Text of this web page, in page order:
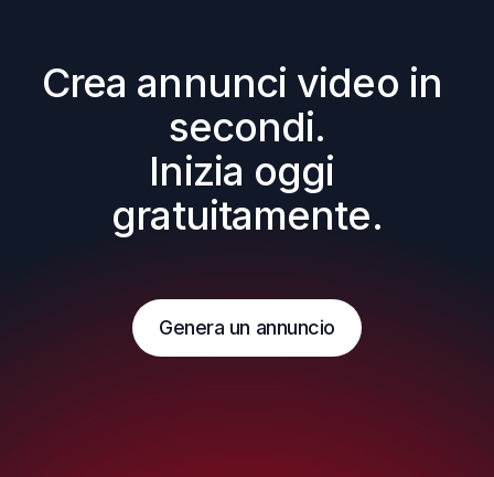
Crea annunci video in
secondi.
Inizia oggi
gratuitamente.
Genera un annuncio